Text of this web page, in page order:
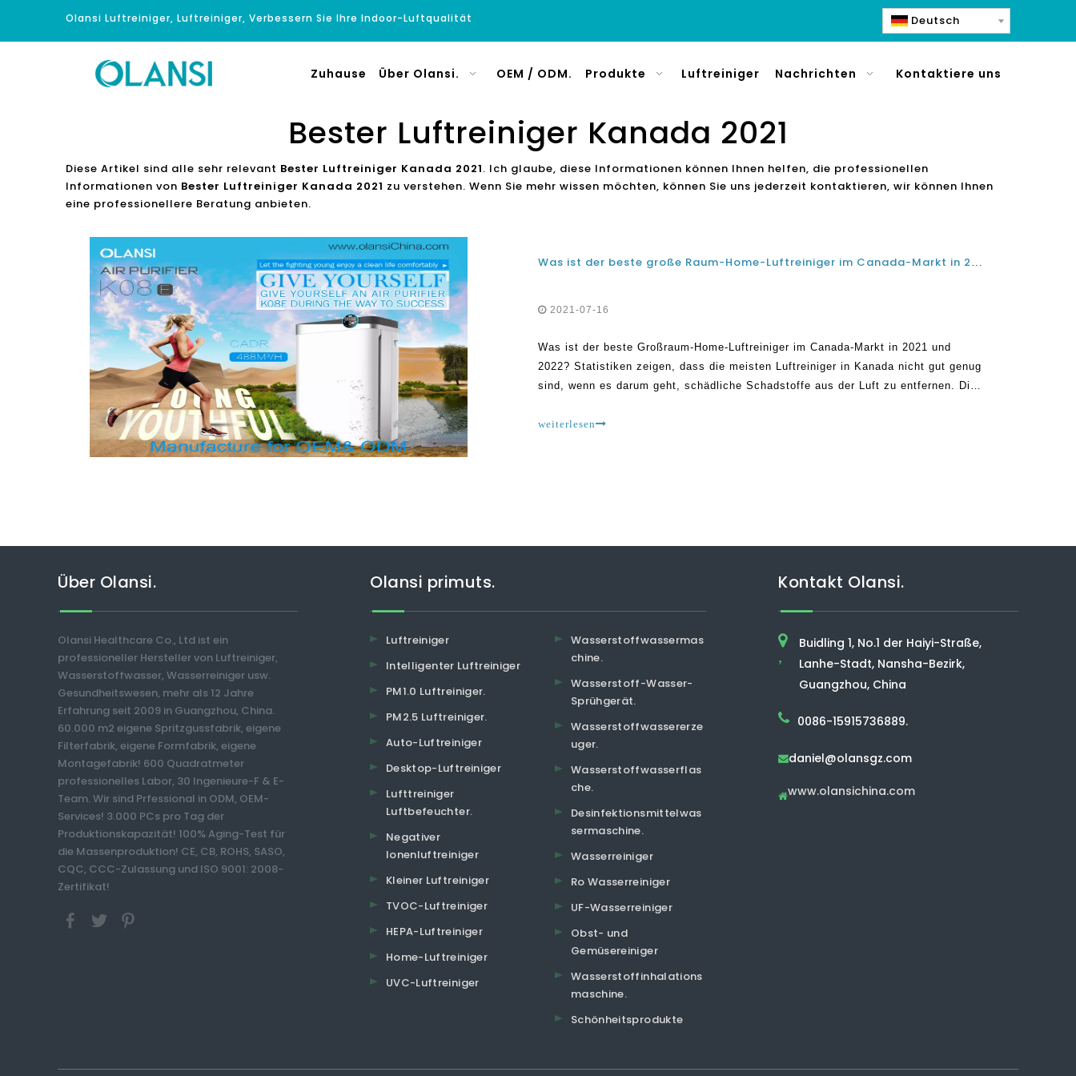
Olansi Luftreiniger, Luftreiniger, Verbessern Sie Ihre Indoor-Luftqualität Deutsch
Zuhause Über Olansi. OEM / ODM. Produkte Luftreiniger Nachrichten Kontaktiere uns
Bester Luftreiniger Kanada 2021
Diese Artikel sind alle sehr relevant Bester Luftreiniger Kanada 2021. Ich glaube, diese Informationen können Ihnen helfen, die professionellen
Informationen von Bester Luftreiniger Kanada 2021 zu verstehen. Wenn Sie mehr wissen möchten, können Sie uns jederzeit kontaktieren, wir können Ihnen
eine professionellere Beratung anbieten.
Was ist der beste große Raum-Home-Luftreiniger im Canada-Markt in 2021 und 2022?
2021-07-16
Was ist der beste Großraum-Home-Luftreiniger im Canada-Markt in 2021 und
2022? Statistiken zeigen, dass die meisten Luftreiniger in Kanada nicht gut genug
sind, wenn es darum geht, schädliche Schadstoffe aus der Luft zu entfernen. Dies
effizient in GE sind
weiterlesen
Über Olansi.
Olansi Healthcare Co., Ltd ist ein
professioneller Hersteller von Luftreiniger,
Wasserstoffwasser, Wasserreiniger usw.
Gesundheitswesen, mehr als 12 Jahre
Erfahrung seit 2009 in Guangzhou, China.
60.000 m2 eigene Spritzgussfabrik, eigene
Filterfabrik, eigene Formfabrik, eigene
Montagefabrik! 600 Quadratmeter
professionelles Labor, 30 Ingenieure-F & E-
Team. Wir sind Prfessional in ODM, OEM-
Services! 3.000 PCs pro Tag der
Produktionskapazität! 100% Aging-Test für
die Massenproduktion! CE, CB, ROHS, SASO,
CQC, CCC-Zulassung und ISO 9001: 2008-
Zertifikat!
Olansi primuts.
Luftreiniger
Intelligenter Luftreiniger
PM1.0 Luftreiniger.
PM2.5 Luftreiniger.
Auto-Luftreiniger
Desktop-Luftreiniger
Lufttreiniger
Luftbefeuchter.
Negativer
Ionenluftreiniger
Kleiner Luftreiniger
TVOC-Luftreiniger
HEPA-Luftreiniger
Home-Luftreiniger
UVC-Luftreiniger
Wasserstoffwassermas
chine.
Wasserstoff-Wasser-
Sprühgerät.
Wasserstoffwassererze
uger.
Wasserstoffwasserflas
che.
Desinfektionsmittelwas
sermaschine.
Wasserreiniger
Ro Wasserreiniger
UF-Wasserreiniger
Obst- und
Gemüsereiniger
Wasserstoffinhalations
maschine.
Schönheitsprodukte
Kontakt Olansi.
,
Buidling 1, No.1 der Haiyi-Straße,
Lanhe-Stadt, Nansha-Bezirk,
Guangzhou, China
0086-15915736889.
daniel@olansgz.com
www.olansichina.com